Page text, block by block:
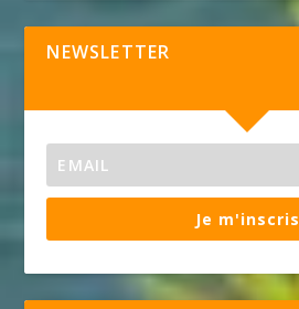
NEWSLETTER
Je m'inscris